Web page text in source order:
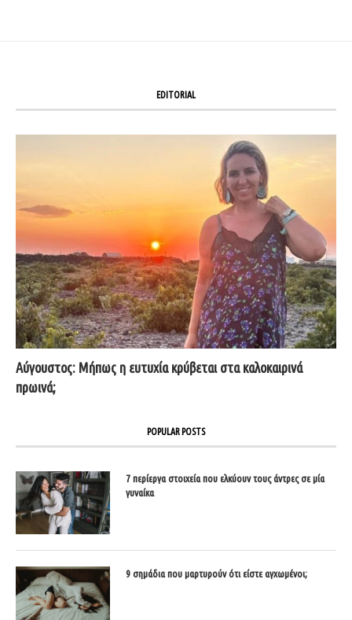
EDITORIAL
Αύγουστος: Μήπως η ευτυχία κρύβεται στα καλοκαιρινά
πρωινά;
POPULAR POSTS
7 περίεργα στοιχεία που ελκύουν τους άντρες σε μία
γυναίκα
9 σημάδια που μαρτυρούν ότι είστε αγχωμένοι;